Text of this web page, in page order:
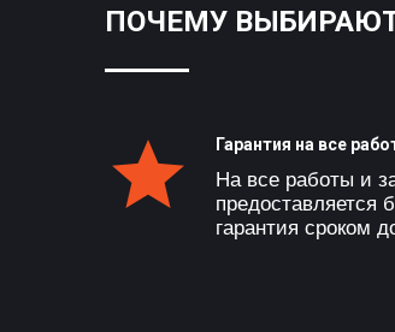
ПОЧЕМУ ВЫБИРАЮТ
Гарантия на все
На все работы и
предоставляется
гарантия сроком